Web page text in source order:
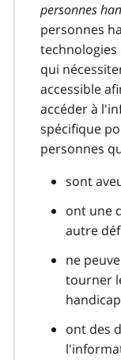
5
personnes
personnes
qui
accessible
accéder à
spécifique
personnes
sont
ont une
autre
ne
tourner
ont des